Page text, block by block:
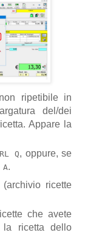
ripetibile in
del/dei
Appare la
Q, oppure, se
A.
(archivio ricette
che avete
la ricetta dello